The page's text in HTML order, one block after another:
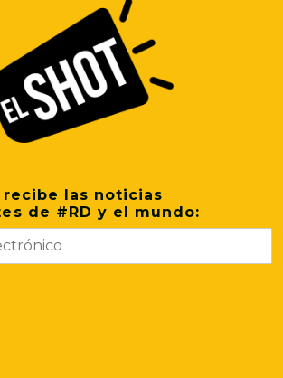
las noticias
de #RD y el mundo: